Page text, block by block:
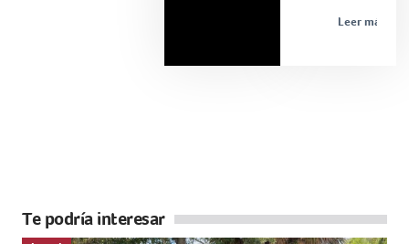
Leer más »
Te podría interesar